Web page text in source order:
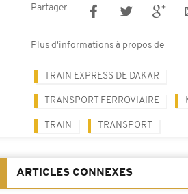
Partager
Plus d'informations à propos de
TRAIN EXPRESS DE DAKAR
TRANSPORT FERROVIAIRE
TRAIN TRANSPORT
ARTICLES CONNEXES